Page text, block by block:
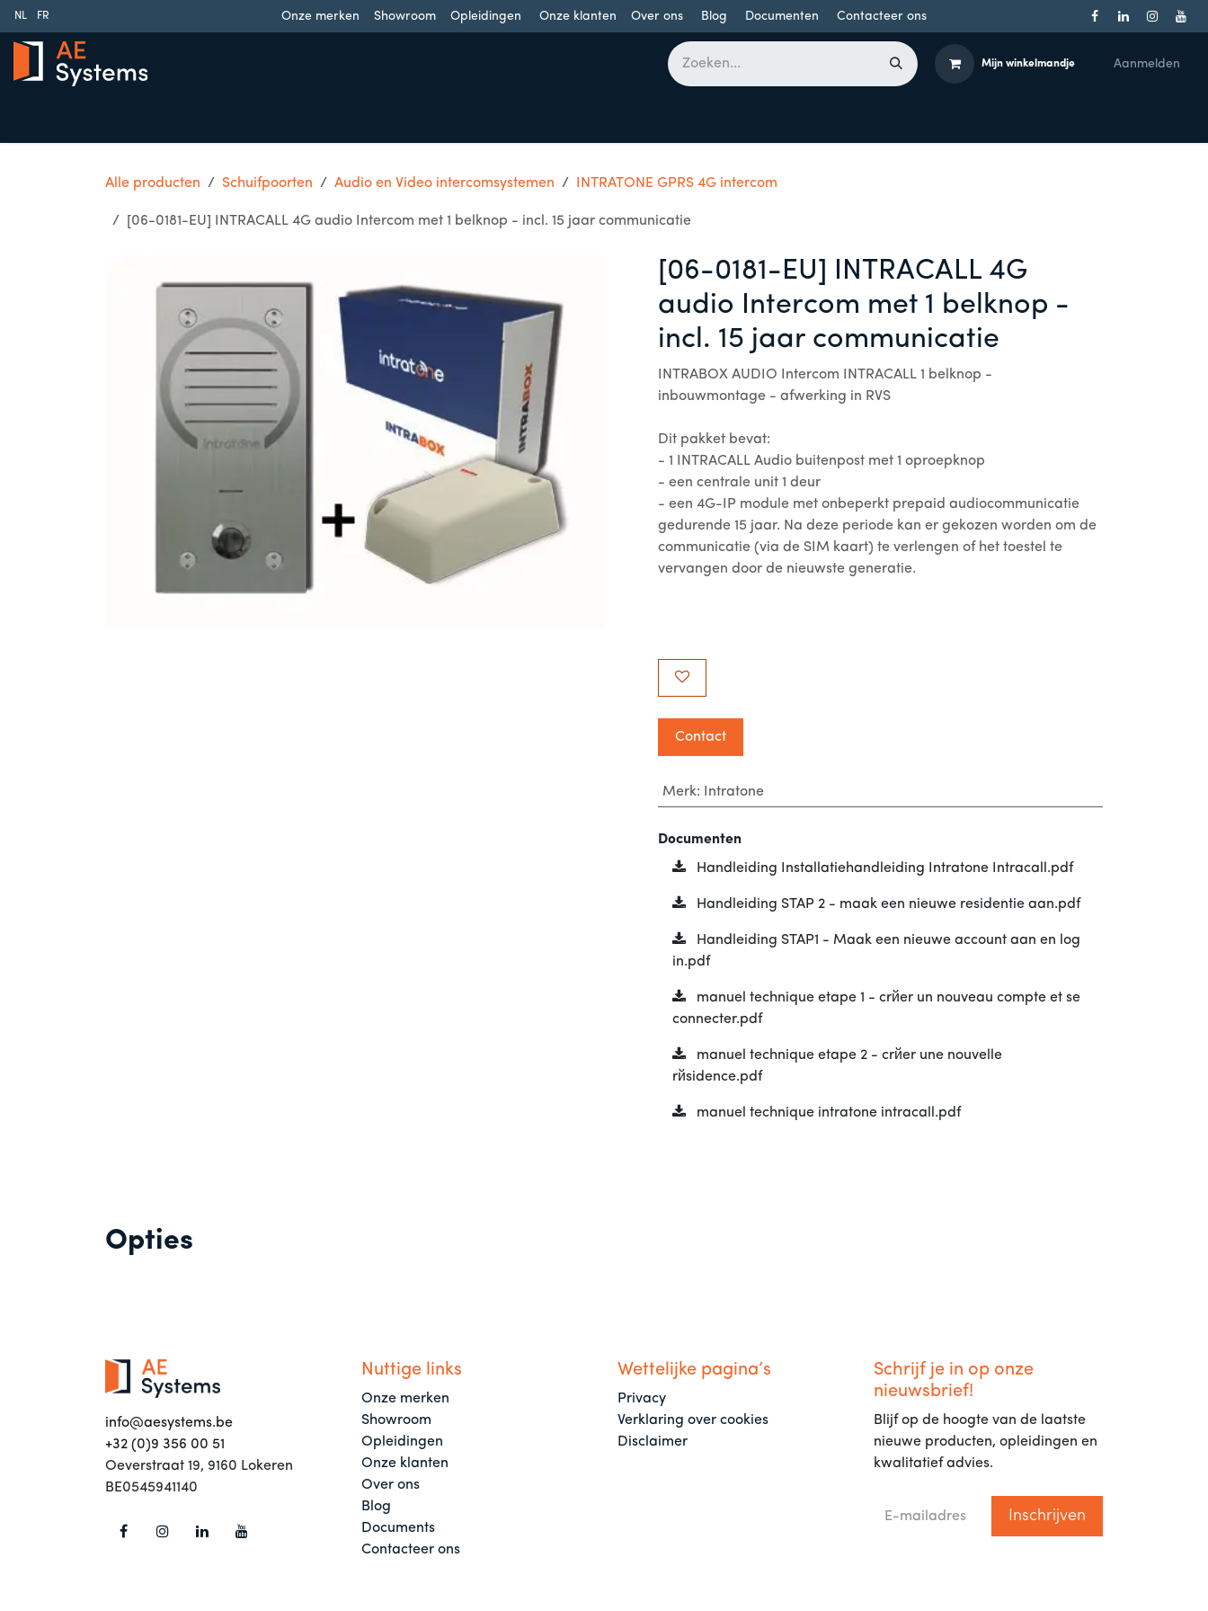
Overslaan naar inhoud
NL FR Onze merken Showroom Opleidingen Onze klanten Over ons Blog Documenten Contacteer ons
Mijn winkelmandje Aanmelden
Alle producten Schuifpoorten Audio en Video intercomsystemen INTRATONE GPRS 4G intercom
[06-0181-EU] INTRACALL 4G audio Intercom met 1 belknop - incl. 15 jaar communicatie
[06-0181-EU] INTRACALL 4G
audio Intercom met 1 belknop -
incl. 15 jaar communicatie
INTRABOX AUDIO Intercom INTRACALL 1 belknop -
inbouwmontage - afwerking in RVS
Dit pakket bevat:
- 1 INTRACALL Audio buitenpost met 1 oproepknop
- een centrale unit 1 deur
- een 4G-IP module met onbeperkt prepaid audiocommunicatie
gedurende 15 jaar. Na deze periode kan er gekozen worden om de
communicatie (via de SIM kaart) te verlengen of het toestel te
vervangen door de nieuwste generatie.
Contact
Merk: Intratone
Documenten
Handleiding Installatiehandleiding Intratone Intracall.pdf
Handleiding STAP 2 - maak een nieuwe residentie aan.pdf
Handleiding STAP1 - Maak een nieuwe account aan en log
in.pdf
manuel technique etape 1 - crйer un nouveau compte et se
connecter.pdf
manuel technique etape 2 - crйer une nouvelle
rйsidence.pdf
manuel technique intratone intracall.pdf
Opties
info@aesystems.be
+32 (0)9 356 00 51
Oeverstraat 19, 9160 Lokeren
BE0545941140
Nuttige links
Onze merken
Showroom
Opleidingen
Onze klanten
Over ons
Blog
Documents
Contacteer ons
Wettelijke pagina’s
Privacy
Verklaring over cookies
Disclaimer
Schrijf je in op onze
nieuwsbrief!
Blijf op de hoogte van de laatste
nieuwe producten, opleidingen en
kwalitatief advies.
Inschrijven